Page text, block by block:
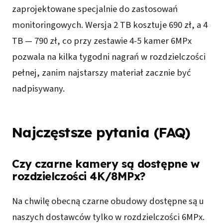
zaprojektowane specjalnie do zastosowań
monitoringowych. Wersja 2 TB kosztuje 690 zł, a 4
TB — 790 zł, co przy zestawie 4-5 kamer 6MPx
pozwala na kilka tygodni nagrań w rozdzielczości
pełnej, zanim najstarszy materiał zacznie być
nadpisywany.
Najczęstsze pytania (FAQ)
Czy czarne kamery są dostępne w
rozdzielczości 4K/8MPx?
Na chwilę obecną czarne obudowy dostępne są u
naszych dostawców tylko w rozdzielczości 6MPx.